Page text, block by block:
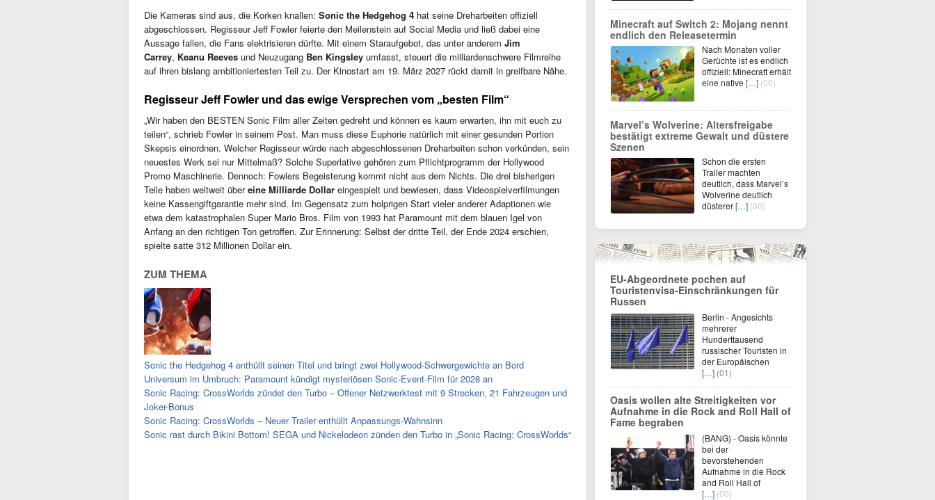
Die Kameras sind aus, die Korken knallen: Sonic the Hedgehog 4 hat seine Dreharbeiten offiziell
abgeschlossen. Regisseur Jeff Fowler feierte den Meilenstein auf Social Media und ließ dabei eine
Aussage fallen, die Fans elektrisieren dürfte. Mit einem Staraufgebot, das unter anderem Jim
Carrey, Keanu Reeves und Neuzugang Ben Kingsley umfasst, steuert die milliardenschwere Filmreihe
auf ihren bislang ambitioniertesten Teil zu. Der Kinostart am 19. März 2027 rückt damit in greifbare Nähe.
Regisseur Jeff Fowler und das ewige Versprechen vom „besten Film“
„Wir haben den BESTEN Sonic Film aller Zeiten gedreht und können es kaum erwarten, ihn mit euch zu
teilen“, schrieb Fowler in seinem Post. Man muss diese Euphorie natürlich mit einer gesunden Portion
Skepsis einordnen. Welcher Regisseur würde nach abgeschlossenen Dreharbeiten schon verkünden, sein
neuestes Werk sei nur Mittelmaß? Solche Superlative gehören zum Pflichtprogramm der Hollywood
Promo Maschinerie. Dennoch: Fowlers Begeisterung kommt nicht aus dem Nichts. Die drei bisherigen
Teile haben weltweit übereine Milliarde Dollar eingespielt und bewiesen, dass Videospielverfilmungen
keine Kassengiftgarantie mehr sind. Im Gegensatz zum holprigen Start vieler anderer Adaptionen wie
etwa dem katastrophalen Super Mario Bros. Film von 1993 hat Paramount mit dem blauen Igel von
Anfang an den richtigen Ton getroffen. Zur Erinnerung: Selbst der dritte Teil, der Ende 2024 erschien,
spielte satte 312 Millionen Dollar ein.
ZUM THEMA
Sonic the Hedgehog 4 enthüllt seinen Titel und bringt zwei Hollywood-Schwergewichte an Bord
Universum im Umbruch: Paramount kündigt mysteriösen Sonic-Event-Film für 2028 an
Sonic Racing: CrossWorlds zündet den Turbo – Offener Netzwerktest mit 9 Strecken, 21 Fahrzeugen und
Joker-Bonus
Sonic Racing: CrossWorlds – Neuer Trailer enthüllt Anpassungs-Wahnsinn
Sonic rast durch Bikini Bottom! SEGA und Nickelodeon zünden den Turbo in „Sonic Racing: CrossWorlds“
Minecraft auf Switch 2: Mojang nennt
endlich den Releasetermin
Nach Monaten voller
Gerüchte ist es endlich
offiziell: Minecraft erhält
eine native […] (00)
Marvel’s Wolverine: Altersfreigabe
bestätigt extreme Gewalt und düstere
Szenen
Schon die ersten
Trailer machten
deutlich, dass Marvel’s
Wolverine deutlich
düsterer[…] (00)
EU-Abgeordnete pochen auf
Touristenvisa-Einschränkungen für
Russen
Berlin - Angesichts
mehrerer
Hunderttausend
russischer Touristen in
der Europäischen
[…] (01)
Oasis wollen alte Streitigkeiten vor
Aufnahme in die Rock and Roll Hall of
Fame begraben
(BANG) - Oasis könnte
bei der
bevorstehenden
Aufnahme in die Rock
and Roll Hall of
[…] (00)